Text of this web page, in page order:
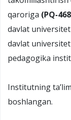
qaroriga (PQ-
davlat
davlat
pedagogika
Institutning
boshlangan.